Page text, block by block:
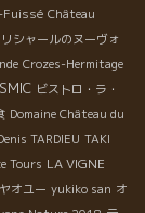
Fuissé Château
シャールのヌーヴォ
Crozes-Hermitage
ビストロ・ラ・
Domaine Château du
TARDIEU TAKI
Tours LA VIGNE
オユー yukiko san オ